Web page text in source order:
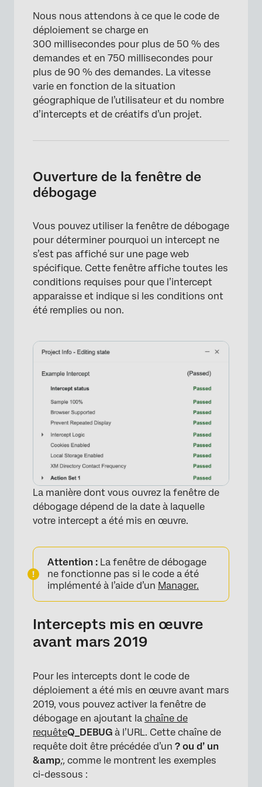
Nous nous attendons à ce que le code de
déploiement se charge en
300 millisecondes pour plus de 50 % des
demandes et en 750 millisecondes pour
plus de 90 % des demandes. La vitesse
varie en fonction de la situation
géographique de l’utilisateur et du nombre
d’intercepts et de créatifs d’un projet.
Ouverture de la fenêtre de
débogage
Vous pouvez utiliser la fenêtre de débogage
pour déterminer pourquoi un intercept ne
s’est pas affiché sur une page web
spécifique. Cette fenêtre affiche toutes les
conditions requises pour que l’intercept
apparaisse et indique si les conditions ont
été remplies ou non.
La manière dont vous ouvrez la fenêtre de
débogage dépend de la date à laquelle
votre intercept a été mis en œuvre.
Attention : La fenêtre de débogage
ne fonctionne pas si le code a été
implémenté à l’aide d’un Manager.
Intercepts mis en œuvre
avant mars 2019
Pour les intercepts dont le code de
déploiement a été mis en œuvre avant mars
2019, vous pouvez activer la fenêtre de
débogage en ajoutant la chaîne de
requêteQ_DEBUG à l’URL. Cette chaîne de
requête doit être précédée d’un ? ou d’ un
&amp;, comme le montrent les exemples
ci-dessous :